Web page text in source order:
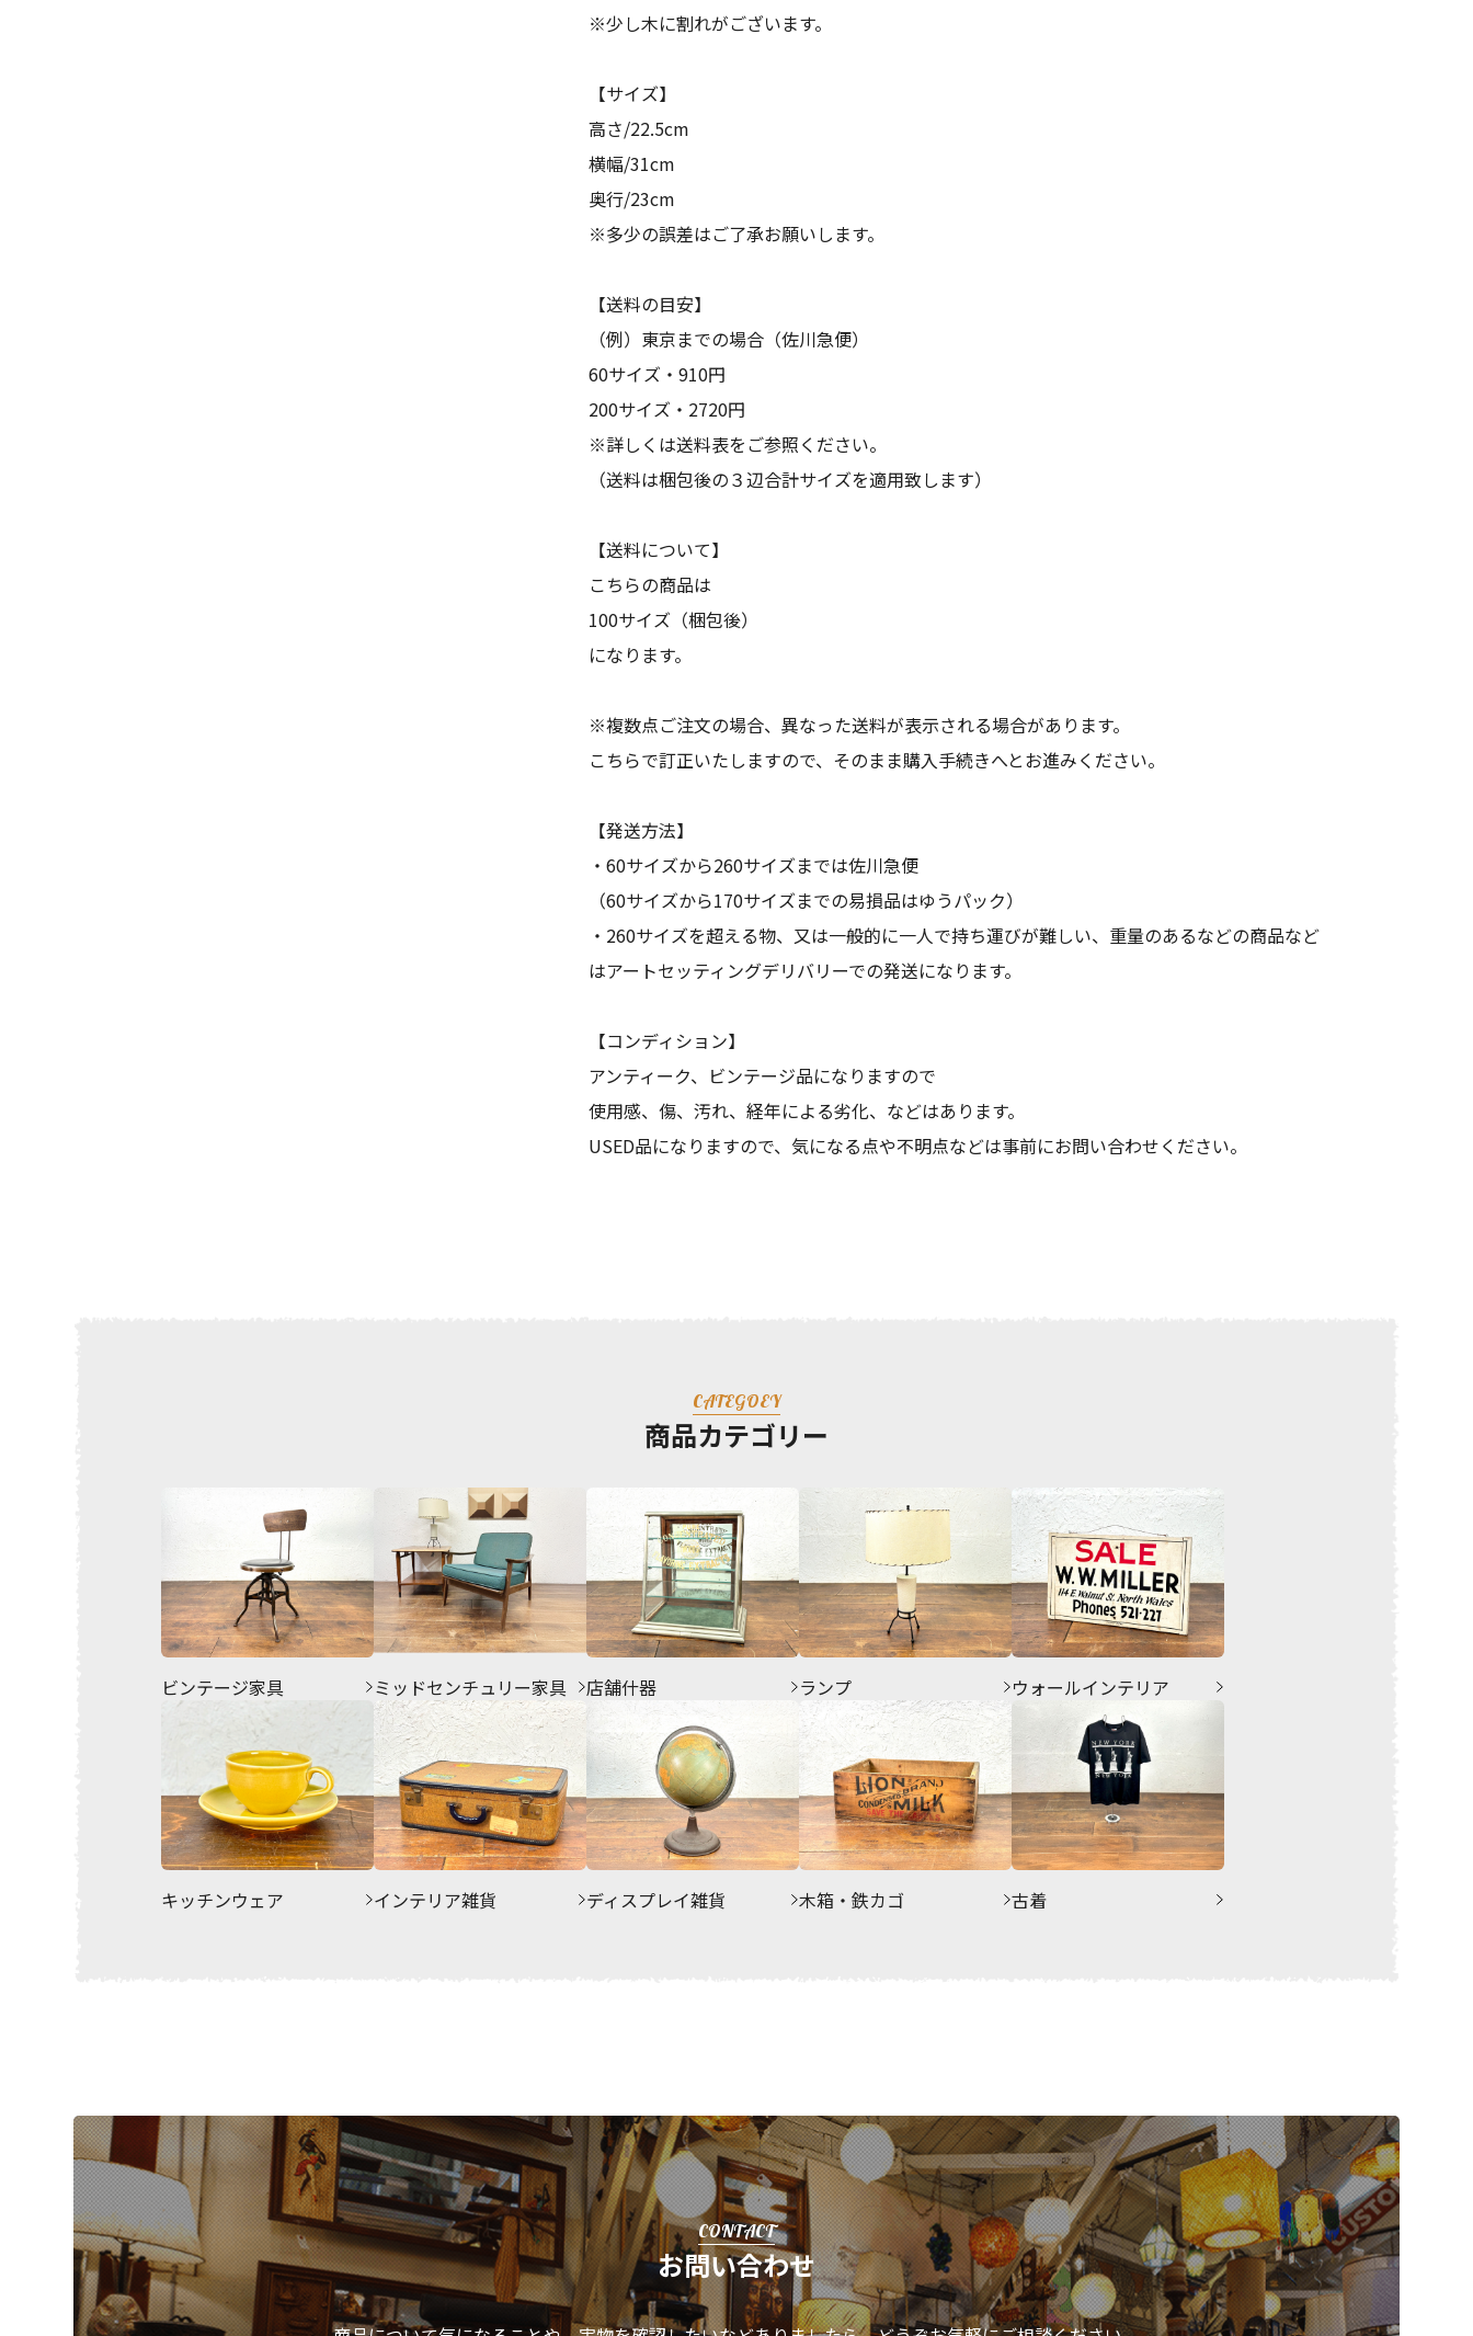
※少し木に割れがございます。
【サイズ】
高さ/22.5cm
横幅/31cm
奥行/23cm
※多少の誤差はご了承お願いします。
【送料の目安】
（例）東京までの場合（佐川急便）
60サイズ・910円
200サイズ・2720円
※詳しくは送料表をご参照ください。
（送料は梱包後の３辺合計サイズを適用致します）
【送料について】
こちらの商品は
100サイズ（梱包後）
になります。
※複数点ご注文の場合、異なった送料が表示される場合があります。
こちらで訂正いたしますので、そのまま購入手続きへとお進みください。
【発送方法】
・60サイズから260サイズまでは佐川急便
（60サイズから170サイズまでの易損品はゆうパック）
・260サイズを超える物、又は一般的に一人で持ち運びが難しい、重量のあるなどの商品など
はアートセッティングデリバリーでの発送になります。
【コンディション】
アンティーク、ビンテージ品になりますので
使用感、傷、汚れ、経年による劣化、などはあります。
USED品になりますので、気になる点や不明点などは事前にお問い合わせください。
CATEGOEY
商品カテゴリー
ビンテージ家具 ミッドセンチュリー家具 店舗什器 ランプ ウォールインテリア
キッチンウェア インテリア雑貨 ディスプレイ雑貨 木箱・鉄カゴ 古着
CONTACT
お問い合わせ